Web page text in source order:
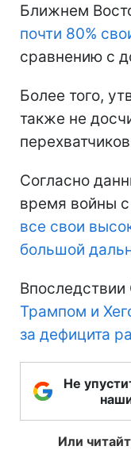
Ближнем
почти 80%
сравнению с
Более того,
также не
Согласно
время войны
все свои
большой
Трампом и
за дефицита
Не
Или